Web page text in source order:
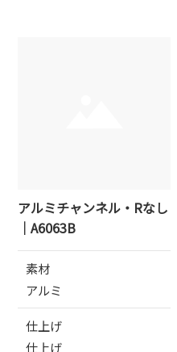
アルミチャンネル・Rなし
｜A6063B
素材
アルミ
仕上げ
仕上げ